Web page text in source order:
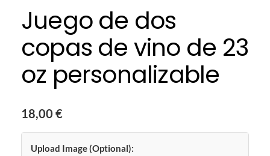
Juego de dos
copas de vino de 23
oz personalizable
18,00 €
Upload Image (Optional):